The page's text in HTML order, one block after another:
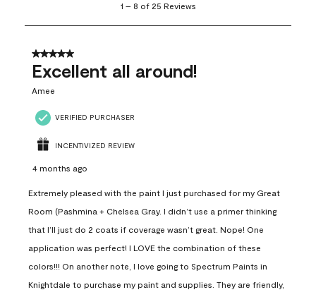
8
25
Reviews
1 – 8 of 25 Reviews
5 out of 5 stars.
Excellent all around!
Amee
VERIFIED PURCHASER
INCENTIVIZED REVIEW
4 months ago
Extremely pleased with the paint I just purchased for my Great
Room (Pashmina + Chelsea Gray. I didn’t use a primer thinking
that I’ll just do 2 coats if coverage wasn’t great. Nope! One
application was perfect! I LOVE the combination of these
colors!!! On another note, I love going to Spectrum Paints in
Knightdale to purchase my paint and supplies. They are friendly,